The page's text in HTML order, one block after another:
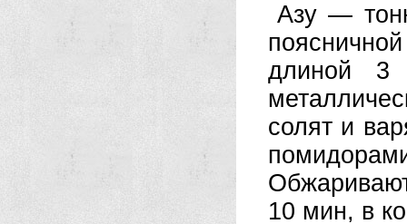
Азу —
длиной
солят и
10 мин, в